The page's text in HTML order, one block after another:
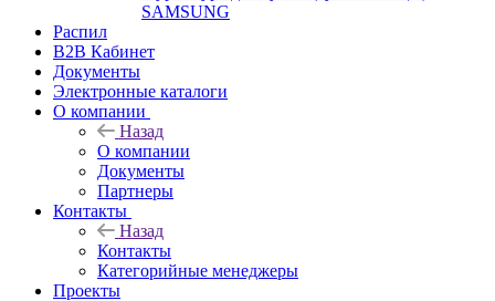
SAMSUNG
Распил
B2B Кабинет
Документы
Электронные каталоги
О компании
Назад
О компании
Документы
Партнеры
Контакты
Назад
Контакты
Категорийные менеджеры
Проекты